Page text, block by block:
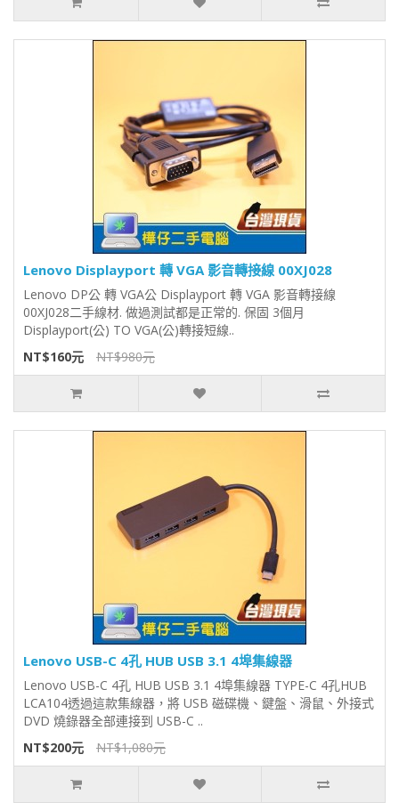
Lenovo Displayport 轉 VGA 影音轉接線 00XJ028
Lenovo DP公 轉 VGA公 Displayport 轉 VGA 影音轉接線
00XJ028二手線材. 做過測試都是正常的. 保固 3個月
Displayport(公) TO VGA(公)轉接短線..
NT$160元
NT$980元
Lenovo USB-C 4孔 HUB USB 3.1 4埠集線器
Lenovo USB-C 4孔 HUB USB 3.1 4埠集線器 TYPE-C 4孔HUB
LCA104透過這款集線器，將 USB 磁碟機、鍵盤、滑鼠、外接式
DVD 燒錄器全部連接到 USB-C ..
NT$200元
NT$1,080元